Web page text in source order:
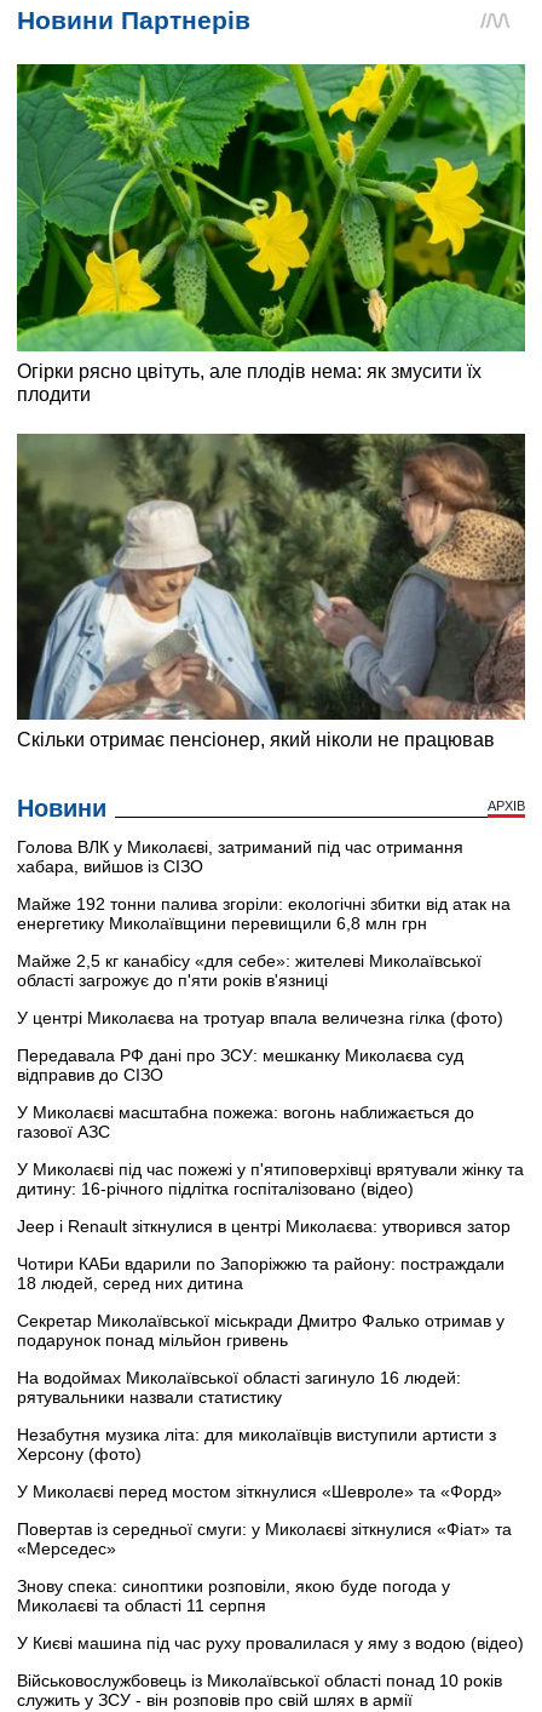
Новини АРХІВ
Голова ВЛК у Миколаєві, затриманий під час отримання
хабара, вийшов із СІЗО
Майже 192 тонни палива згоріли: екологічні збитки від атак на
енергетику Миколаївщини перевищили 6,8 млн грн
Майже 2,5 кг канабісу «для себе»: жителеві Миколаївської
області загрожує до п'яти років в'язниці
У центрі Миколаєва на тротуар впала величезна гілка (фото)
Передавала РФ дані про ЗСУ: мешканку Миколаєва суд
відправив до СІЗО
У Миколаєві масштабна пожежа: вогонь наближається до
газової АЗС
У Миколаєві під час пожежі у п'ятиповерхівці врятували жінку та
дитину: 16-річного підлітка госпіталізовано (відео)
Jeep і Renault зіткнулися в центрі Миколаєва: утворився затор
Чотири КАБи вдарили по Запоріжжю та району: постраждали
18 людей, серед них дитина
Секретар Миколаївської міськради Дмитро Фалько отримав у
подарунок понад мільйон гривень
На водоймах Миколаївської області загинуло 16 людей:
рятувальники назвали статистику
Незабутня музика літа: для миколаївців виступили артисти з
Херсону (фото)
У Миколаєві перед мостом зіткнулися «Шевроле» та «Форд»
Повертав із середньої смуги: у Миколаєві зіткнулися «Фіат» та
«Мерседес»
Знову спека: синоптики розповіли, якою буде погода у
Миколаєві та області 11 серпня
У Києві машина під час руху провалилася у яму з водою (відео)
Військовослужбовець із Миколаївської області понад 10 років
служить у ЗСУ - він розповів про свій шлях в армії